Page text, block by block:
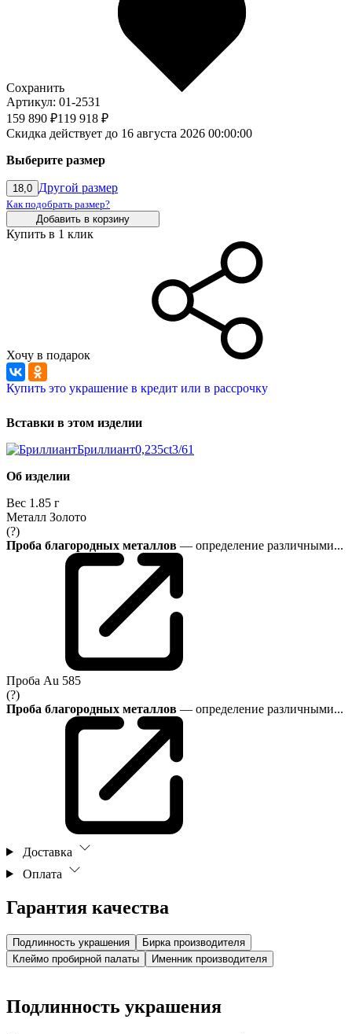
Сохранить
Артикул: 01-2531
159 890 ₽119 918 ₽
Скидка действует до 16 августа 2026 00:00:00
Выберите размер
18,0 Другой размер
Как подобрать размер?
Добавить в корзину
Купить в 1 клик
Хочу в подарок
Купить это украшение в кредит или в рассрочку
Вставки в этом изделии
Бриллиант0,235ct3/61
Об изделии
Вес 1.85 г
Металл Золото
(?)
Проба благородных металлов — определение различными...
Проба Au 585
(?)
Проба благородных металлов — определение различными...
Доставка
Оплата
Гарантия качества
Подлинность украшения
Бирка производителя
Клеймо пробирной палаты
Именник производителя
Подлинность украшения